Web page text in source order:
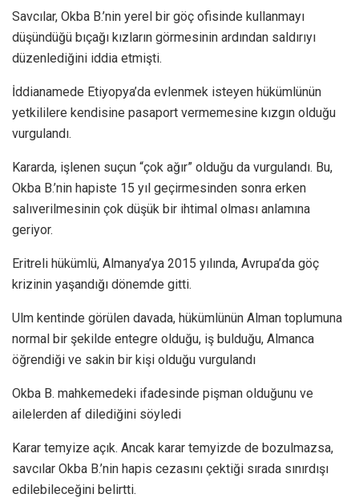
Savcılar, Okba B.’nin yerel bir göç ofisinde kullanmayı
düşündüğü bıçağı kızların görmesinin ardından saldırıyı
düzenlediğini iddia etmişti.
İddianamede Etiyopya’da evlenmek isteyen hükümlünün
yetkililere kendisine pasaport vermemesine kızgın olduğu
vurgulandı.
Kararda, işlenen suçun “çok ağır” olduğu da vurgulandı. Bu,
Okba B.’nin hapiste 15 yıl geçirmesinden sonra erken
salıverilmesinin çok düşük bir ihtimal olması anlamına
geriyor.
Eritreli hükümlü, Almanya’ya 2015 yılında, Avrupa’da göç
krizinin yaşandığı dönemde gitti.
Ulm kentinde görülen davada, hükümlünün Alman toplumuna
normal bir şekilde entegre olduğu, iş bulduğu, Almanca
öğrendiği ve sakin bir kişi olduğu vurgulandı
Okba B. mahkemedeki ifadesinde pişman olduğunu ve
ailelerden af dilediğini söyledi
Karar temyize açık. Ancak karar temyizde de bozulmazsa,
savcılar Okba B.’nin hapis cezasını çektiği sırada sınırdışı
edilebileceğini belirtti.